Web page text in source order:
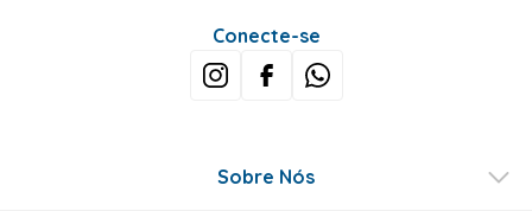
SEJA O PRIMEIRO A AVALIAR
Perguntas & respostas